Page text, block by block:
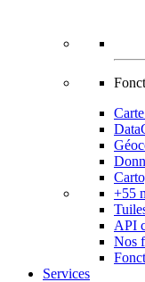
+55
API
Nos
Services